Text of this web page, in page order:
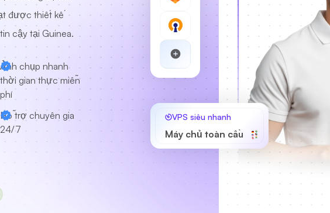
được thiết kế
cậy tại Guinea.
Ảnh chụp nhanh
thời gian thực miễn
phí
Hỗ trợ chuyên gia
24/7
VPS siêu nhanh
Máy chủ toàn cầu